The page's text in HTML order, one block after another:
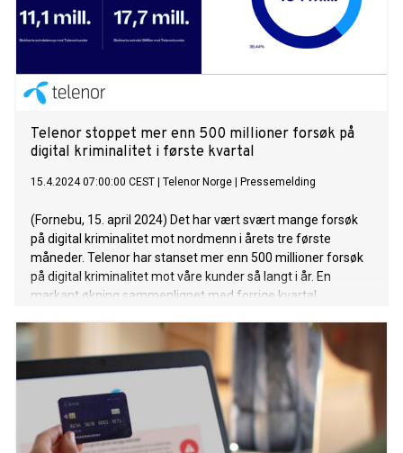
Telenor stoppet mer enn 500 millioner forsøk på
digital kriminalitet i første kvartal
15.4.2024 07:00:00 CEST Telenor Norge Pressemelding
(Fornebu, 15. april 2024) Det har vært svært mange forsøk
på digital kriminalitet mot nordmenn i årets tre første
måneder. Telenor har stanset mer enn 500 millioner forsøk
på digital kriminalitet mot våre kunder så langt i år. En
markant økning sammenlignet med forrige kvartal.